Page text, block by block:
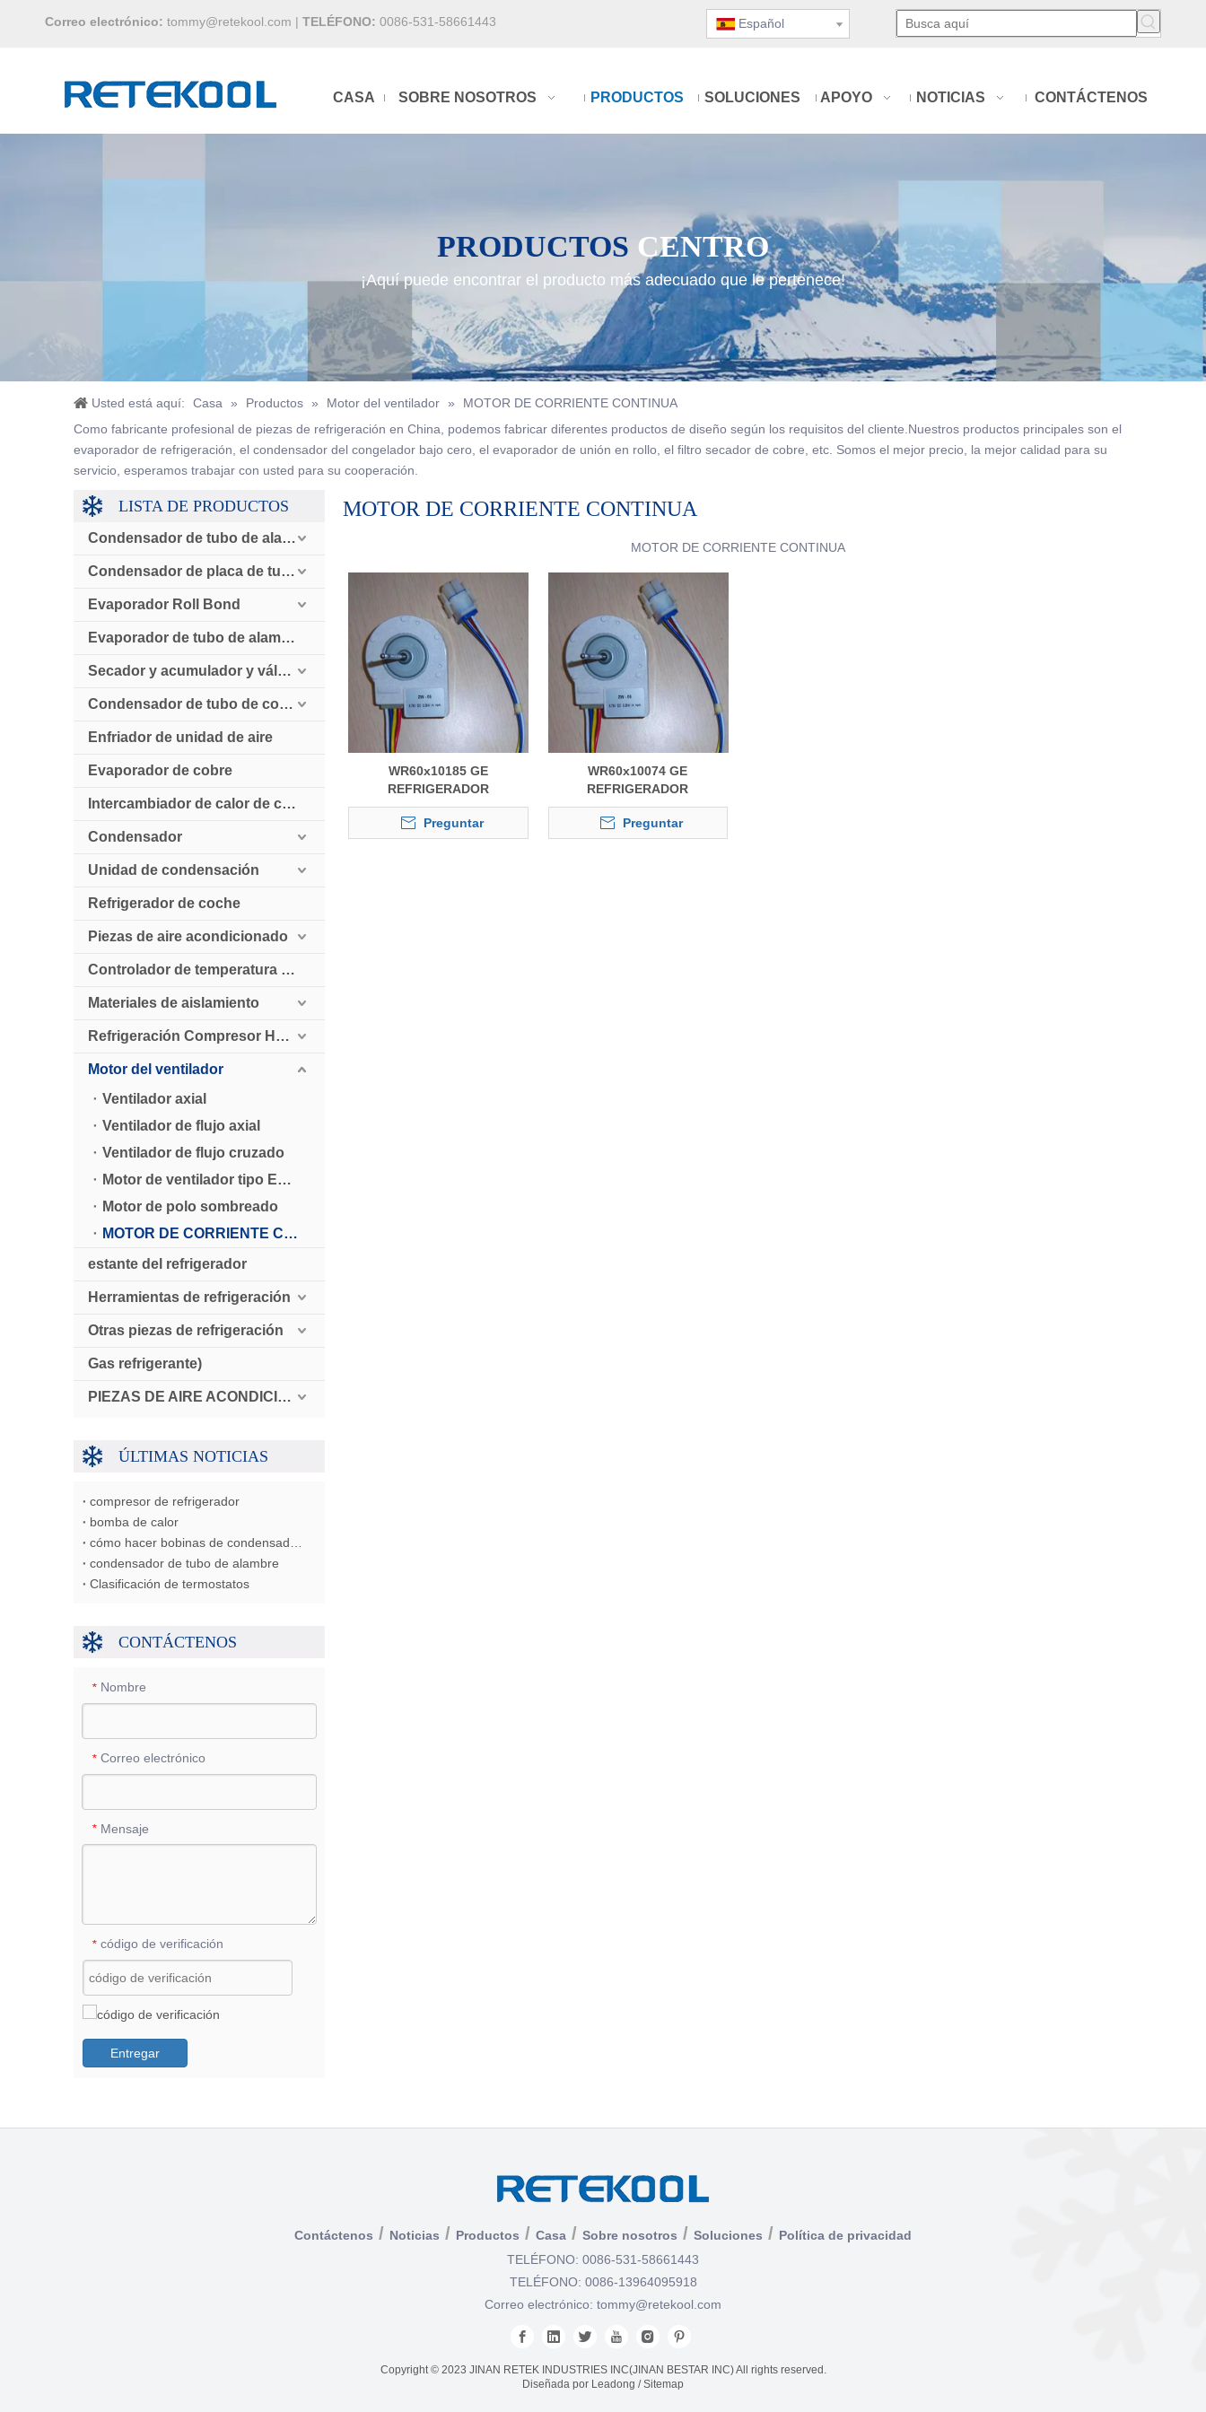
Correo electrónico: tommy@retekool.com | TELÉFONO: 0086-531-58661443 Español
CASA SOBRE NOSOTROS PRODUCTOS SOLUCIONES APOYO NOTICIAS CONTÁCTENOS
PRODUCTOS CENTRO
¡Aquí puede encontrar el producto más adecuado que le pertenece!
Usted está aquí: Casa » Productos » Motor del ventilador »
MOTOR DE CORRIENTE CONTINUA
Como fabricante profesional de piezas de refrigeración en China, podemos fabricar diferentes productos de diseño según los requisitos del cliente.Nuestros productos principales son el
evaporador de refrigeración, el condensador del congelador bajo cero, el evaporador de unión en rollo, el filtro secador de cobre, etc. Somos el mejor precio, la mejor calidad para su
servicio, esperamos trabajar con usted para su cooperación.
LISTA DE PRODUCTOS
Condensador de tubo de alambre
Condensador de placa de tubo
Evaporador Roll Bond
Evaporador de tubo de alambre
Secador y acumulador y válvula de retención
Condensador de tubo de cobre enfriado por aire
Enfriador de unidad de aire
Evaporador de cobre
Intercambiador de calor de cobre
Condensador
Unidad de condensación
Refrigerador de coche
Piezas de aire acondicionado
Controlador de temperatura digital
Materiales de aislamiento
Refrigeración Compresor HollySnow
Motor del ventilador
Ventilador axial
Ventilador de flujo axial
Ventilador de flujo cruzado
Motor de ventilador tipo ELCO
Motor de polo sombreado
MOTOR DE CORRIENTE CONTINUA
estante del refrigerador
Herramientas de refrigeración
Otras piezas de refrigeración
Gas refrigerante)
PIEZAS DE AIRE ACONDICIONADO AUTOMÁTICO
ÚLTIMAS NOTICIAS
compresor de refrigerador
bomba de calor
condensador de tubo de alambre
Clasificación de termostatos
CONTÁCTENOS
* Nombre
* Correo electrónico
* Mensaje
* código de verificación
Entregar
MOTOR DE CORRIENTE CONTINUA
MOTOR DE CORRIENTE CONTINUA
WR60x10185 GE
REFRIGERADOR
CONDENSADOR
EVAPORADOR DC FAN
MOTOR
Preguntar
WR60x10074 GE
REFRIGERADOR
CONDENSADOR
EVAPORADOR DC FAN
MOTOR
Preguntar
Contáctenos / Noticias / Productos / Casa / Sobre nosotros / Soluciones / Política de privacidad
TELÉFONO: 0086-531-58661443
TELÉFONO: 0086-13964095918
Correo electrónico: tommy@retekool.com
Copyright © 2023 JINAN RETEK INDUSTRIES INC(JINAN BESTAR INC) All rights reserved.
Diseñada por Leadong /Sitemap